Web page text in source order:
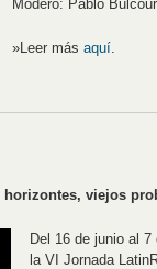
Moderó: Pablo
»Leer más aquí
viejos
Del 16 de junio al
la VI Jornada